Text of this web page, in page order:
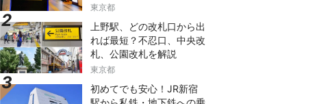
つきでご紹介
東京都
上野駅、どの改札口から出
れば最短？不忍口、中央改
札、公園改札を解説
東京都
初めてでも安心！JR新宿